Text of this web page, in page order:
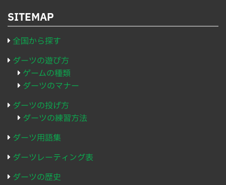
SITEMAP
全国から探す
ダーツの遊び方
ゲームの種類
ダーツのマナー
ダーツの投げ方
ダーツの練習方法
ダーツ用語集
ダーツレーティング表
ダーツの歴史